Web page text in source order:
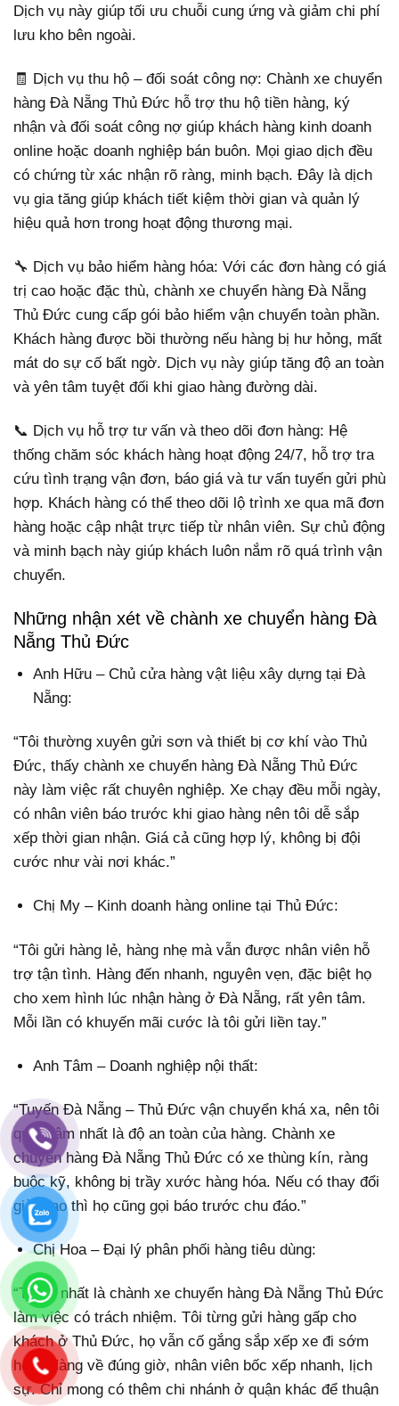
Dịch vụ này giúp tối ưu chuỗi cung ứng và giảm chi phí
lưu kho bên ngoài.
🧾 Dịch vụ thu hộ – đối soát công nợ: Chành xe chuyển
hàng Đà Nẵng Thủ Đức hỗ trợ thu hộ tiền hàng, ký
nhận và đối soát công nợ giúp khách hàng kinh doanh
online hoặc doanh nghiệp bán buôn. Mọi giao dịch đều
có chứng từ xác nhận rõ ràng, minh bạch. Đây là dịch
vụ gia tăng giúp khách tiết kiệm thời gian và quản lý
hiệu quả hơn trong hoạt động thương mại.
🔧 Dịch vụ bảo hiểm hàng hóa: Với các đơn hàng có giá
trị cao hoặc đặc thù, chành xe chuyển hàng Đà Nẵng
Thủ Đức cung cấp gói bảo hiểm vận chuyển toàn phần.
Khách hàng được bồi thường nếu hàng bị hư hỏng, mất
mát do sự cố bất ngờ. Dịch vụ này giúp tăng độ an toàn
và yên tâm tuyệt đối khi giao hàng đường dài.
📞 Dịch vụ hỗ trợ tư vấn và theo dõi đơn hàng: Hệ
thống chăm sóc khách hàng hoạt động 24/7, hỗ trợ tra
cứu tình trạng vận đơn, báo giá và tư vấn tuyến gửi phù
hợp. Khách hàng có thể theo dõi lộ trình xe qua mã đơn
hàng hoặc cập nhật trực tiếp từ nhân viên. Sự chủ động
và minh bạch này giúp khách luôn nắm rõ quá trình vận
chuyển.
Những nhận xét về chành xe chuyển hàng Đà
Nẵng Thủ Đức
Anh Hữu – Chủ cửa hàng vật liệu xây dựng tại Đà
Nẵng:
“Tôi thường xuyên gửi sơn và thiết bị cơ khí vào Thủ
Đức, thấy chành xe chuyển hàng Đà Nẵng Thủ Đức
này làm việc rất chuyên nghiệp. Xe chạy đều mỗi ngày,
có nhân viên báo trước khi giao hàng nên tôi dễ sắp
xếp thời gian nhận. Giá cả cũng hợp lý, không bị đội
cước như vài nơi khác.”
Chị My – Kinh doanh hàng online tại Thủ Đức:
“Tôi gửi hàng lẻ, hàng nhẹ mà vẫn được nhân viên hỗ
trợ tận tình. Hàng đến nhanh, nguyên vẹn, đặc biệt họ
cho xem hình lúc nhận hàng ở Đà Nẵng, rất yên tâm.
Mỗi lần có khuyến mãi cước là tôi gửi liền tay.”
Anh Tâm – Doanh nghiệp nội thất:
“Tuyến Đà Nẵng – Thủ Đức vận chuyển khá xa, nên tôi
quan tâm nhất là độ an toàn của hàng. Chành xe
chuyển hàng Đà Nẵng Thủ Đức có xe thùng kín, ràng
buộc kỹ, không bị trầy xước hàng hóa. Nếu có thay đổi
giờ giao thì họ cũng gọi báo trước chu đáo.”
Chị Hoa – Đại lý phân phối hàng tiêu dùng:
“Thích nhất là chành xe chuyển hàng Đà Nẵng Thủ Đức
làm việc có trách nhiệm. Tôi từng gửi hàng gấp cho
khách ở Thủ Đức, họ vẫn cố gắng sắp xếp xe đi sớm
hơn. Hàng về đúng giờ, nhân viên bốc xếp nhanh, lịch
sự. Chỉ mong có thêm chi nhánh ở quận khác để thuận